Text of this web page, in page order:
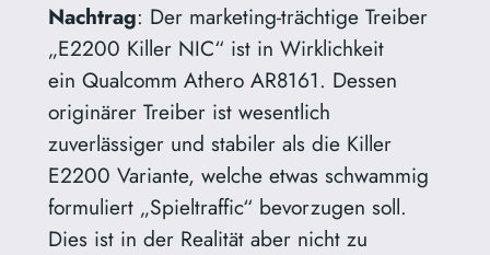
Nachtrag: Der marketing-trächtige Treiber
„E2200 Killer NIC“ ist in Wirklichkeit
ein Qualcomm Athero AR8161. Dessen
originärer Treiber ist wesentlich
zuverlässiger und stabiler als die Killer
E2200 Variante, welche etwas schwammig
formuliert „Spieltraffic“ bevorzugen soll.
Dies ist in der Realität aber nicht zu